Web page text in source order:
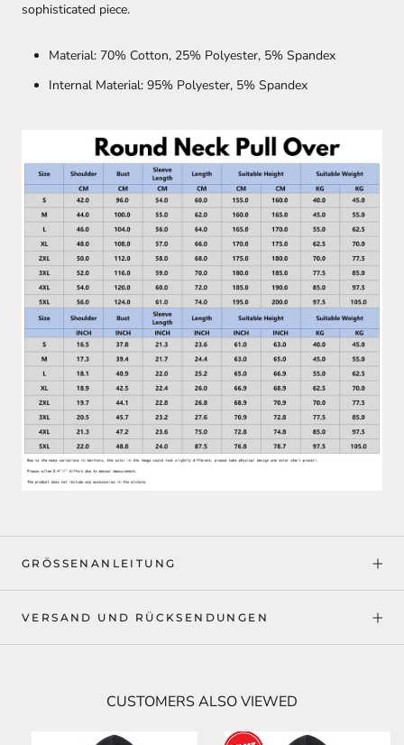
sophisticated piece.
Material: 70% Cotton, 25% Polyester, 5% Spandex
Internal Material: 95% Polyester, 5% Spandex
GRÖSSENANLEITUNG
VERSAND UND RÜCKSENDUNGEN
CUSTOMERS ALSO VIEWED